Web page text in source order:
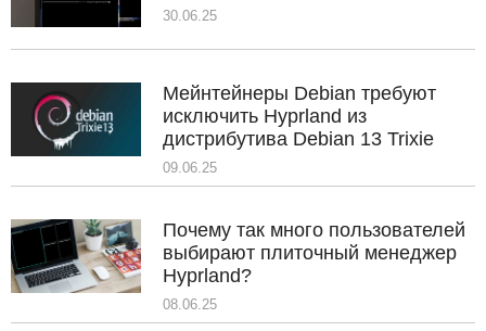
30.06.25
Мейнтейнеры Debian требуют
исключить Hyprland из
дистрибутива Debian 13 Trixie
09.06.25
Почему так много пользователей
выбирают плиточный менеджер
Hyprland?
08.06.25